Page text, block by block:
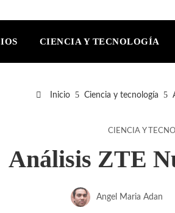
CIENCIA Y TECNOLOGÍA
Inicio Ciencia y tecnología
CIENCIA Y
Análisis ZTE
Angel Maria Adan